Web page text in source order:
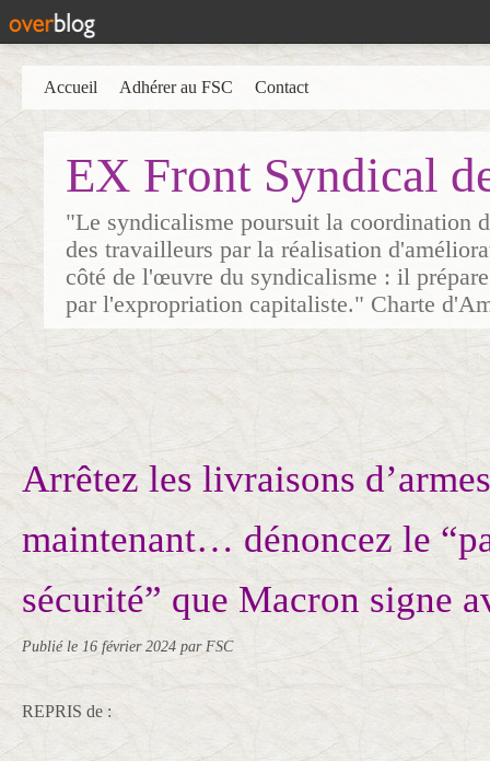
EX Front Syndical
"Le syndicalisme poursuit la coordination
des travailleurs par la réalisation
côté de l'œuvre du syndicalisme : il
par l'expropriation capitaliste." Charte
Accueil Adhérer au FSC Contact
Arrêtez les livraisons d’armes
maintenant… dénoncez le
sécurité” que Macron signe
Publié le 16 février 2024 par FSC
REPRIS de :